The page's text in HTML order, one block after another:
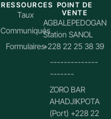
RESSOURCES
Taux
Communiqués
Formulaires
POINT DE
VENTE
AGBALEPEDOGAN
Station SANOL
+228 22 25 38 39
--------------
-------
ZORO BAR
AHADJIKPOTA
(Port) +228 22